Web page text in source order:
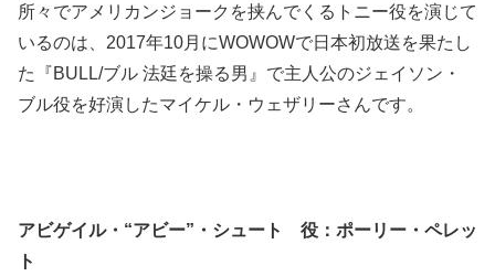
所々でアメリカンジョークを挟んでくるトニー役を演じて
いるのは、2017年10月にWOWOWで日本初放送を果たし
た『BULL/ブル 法廷を操る男』で主人公のジェイソン・
ブル役を好演したマイケル・ウェザリーさんです。
アビゲイル・“アビー”・シュート 役：ポーリー・ペレッ
ト